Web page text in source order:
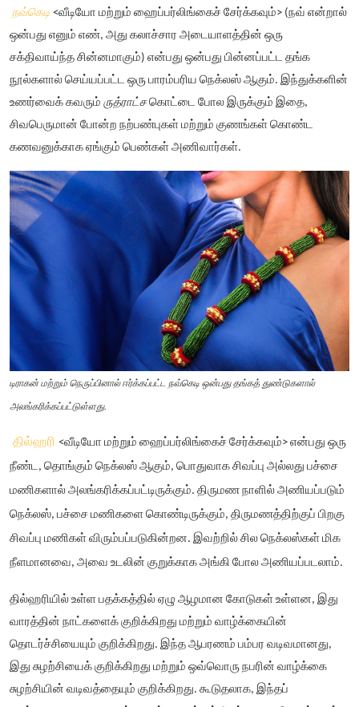
நவ்கெடி <வீடியோ மற்றும் ஹைப்பர்லிங்கைச் சேர்க்கவும்> (நவ் என்றால்
ஒன்பது எனும் எண், அது கலாச்சார அடையாளத்தின் ஒரு
சக்திவாய்ந்த சின்னமாகும்) என்பது ஒன்பது பின்னப்பட்ட தங்க
நூல்களால் செய்யப்பட்ட ஒரு பாரம்பரிய நெக்லஸ் ஆகும். இந்துக்களின்
உணர்வைக் கவரும் ருத்ராட்சகொட்டை போல இருக்கும் இதை,
சிவபெருமான் போன்ற நற்பண்புகள் மற்றும் குணங்கள் கொண்ட
கணவனுக்காக ஏங்கும் பெண்கள் அணிவார்கள்.
டிராகன் மற்றும் நெருப்பினால் ஈர்க்கப்பட்ட நவ்கெடி ஒன்பது தங்கத் துண்டுகளால்
அலங்கரிக்கப்பட்டுள்ளது.
தில்ஹரி <வீடியோ மற்றும் ஹைப்பர்லிங்கைச் சேர்க்கவும்> என்பது ஒரு
நீண்ட, தொங்கும் நெக்லஸ் ஆகும், பொதுவாக சிவப்பு அல்லது பச்சை
மணிகளால் அலங்கரிக்கப்பட்டிருக்கும். திருமண நாளில் அணியப்படும்
நெக்லஸ், பச்சை மணிகளை கொண்டிருக்கும், திருமணத்திற்குப் பிறகு
சிவப்பு மணிகள் விரும்பப்படுகின்றன. இவற்றில் சில நெக்லஸ்கள் மிக
நீளமானவை, அவை உடலின் குறுக்காக அங்கி போல அணியப்படலாம்.
தில்ஹரியில் உள்ள பதக்கத்தில் ஏழு ஆழமான கோடுகள் உள்ளன, இது
வாரத்தின் நாட்களைக் குறிக்கிறது மற்றும் வாழ்க்கையின்
தொடர்ச்சியையும் குறிக்கிறது. இந்த ஆபரணம் பம்பர வடிவமானது,
இது சுழற்சியைக் குறிக்கிறது மற்றும் ஒவ்வொரு நபரின் வாழ்க்கை
சுழற்சியின் வடிவத்தையும் குறிக்கிறது. கூடுதலாக, இந்தப்